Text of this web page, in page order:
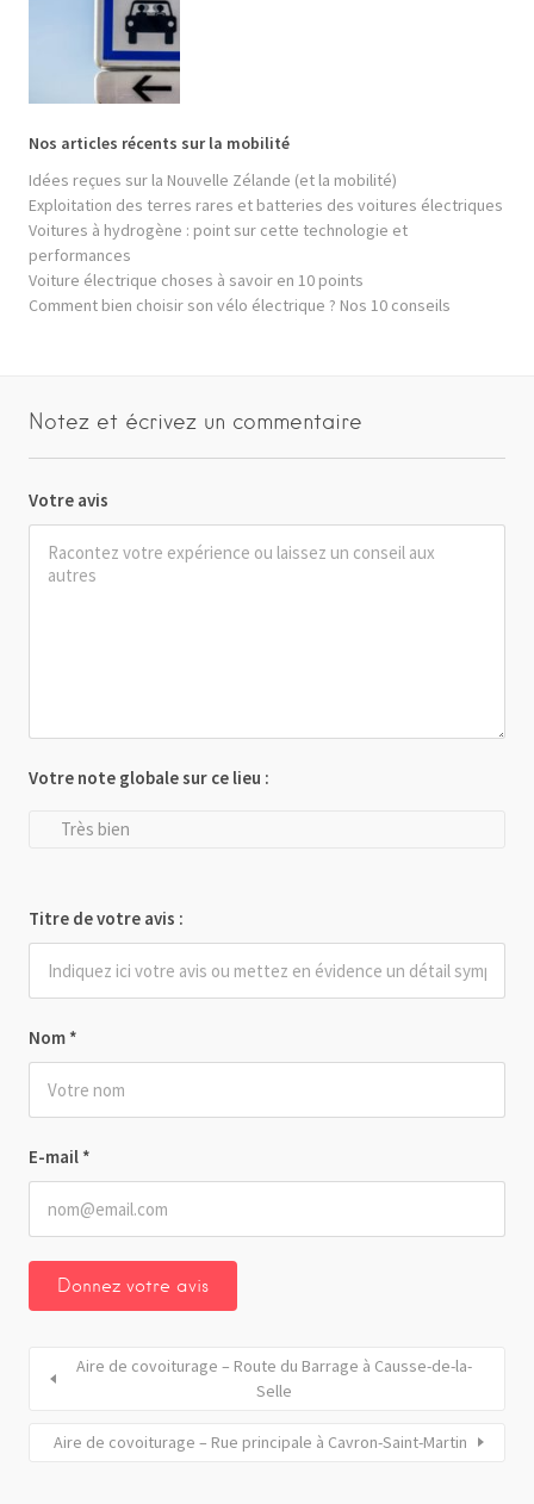
Nos articles récents sur la mobilité
Idées reçues sur la Nouvelle Zélande (et la mobilité)
Exploitation des terres rares et batteries des voitures électriques
Voitures à hydrogène : point sur cette technologie et
performances
Voiture électrique choses à savoir en 10 points
Comment bien choisir son vélo électrique ? Nos 10 conseils
Notez et écrivez un commentaire
Votre avis
Nom *
E-mail *
Votre note globale sur ce lieu :
Très bien
Titre de votre avis :
Aire de covoiturage – Route du Barrage à Causse-de-la-
Selle
Aire de covoiturage – Rue principale à Cavron-Saint-Martin